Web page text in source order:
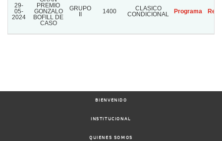
29-
05-
2024
PREMIO
GONZALO
BOFILL DE
CASO
GRUPO
II
1400
CLASICO
CONDICIONAL
Programa
BIENVENIDO
INSTITUCIONAL
QUIENES SOMOS